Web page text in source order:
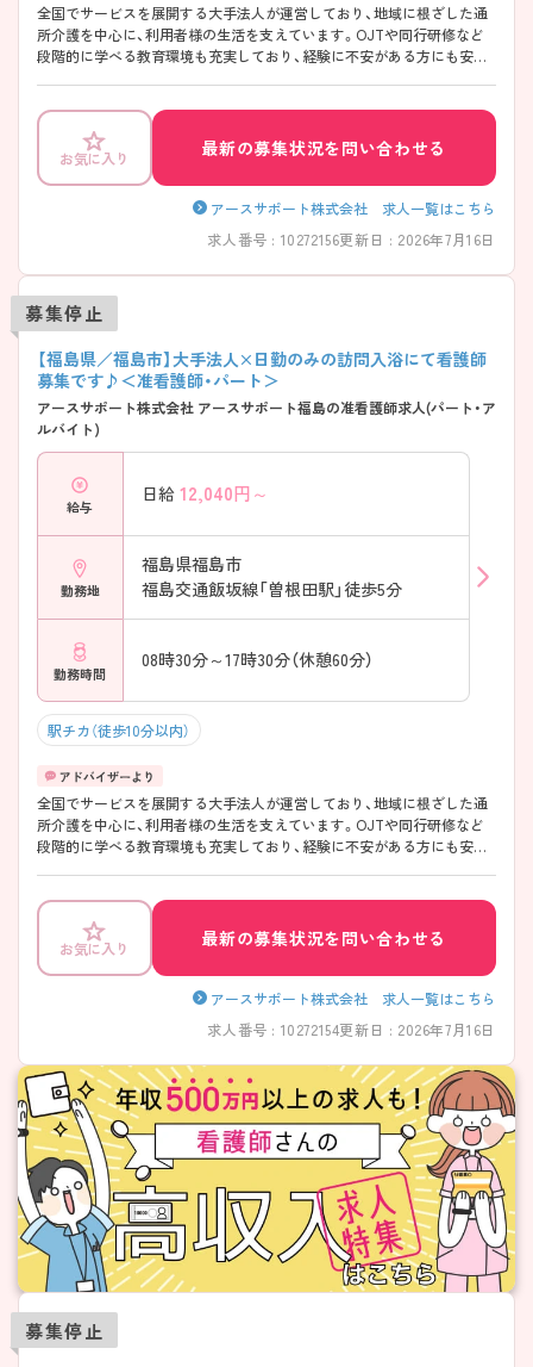
全国でサービスを展開する大手法人が運営しており、地域に根ざした通
所介護を中心に、利用者様の生活を支えています。OJTや同行研修など
段階的に学べる教育環境も充実しており、経験に不安がある方にも安心
内しますのでお気軽にご相談ください！
お気に入り
最新の募集状況を問い合わせる
アースサポート株式会社 求人一覧はこちら
求人番号 : 10272156更新日 : 2026年7月16日
募集停止
【福島県／福島市】大手法人×日勤のみの訪問入浴にて看護師
募集です♪＜准看護師・パート＞
アースサポート株式会社 アースサポート福島の准看護師求人(パート・ア
ルバイト)
給与
日給 12,040円～
勤務地
福島県福島市
福島交通飯坂線「曽根田駅」徒歩5分
勤務時間
08時30分～17時30分（休憩60分）
駅チカ（徒歩10分以内）
全国でサービスを展開する大手法人が運営しており、地域に根ざした通
所介護を中心に、利用者様の生活を支えています。OJTや同行研修など
段階的に学べる教育環境も充実しており、経験に不安がある方にも安心
内しますのでお気軽にご相談ください！
お気に入り
最新の募集状況を問い合わせる
アースサポート株式会社 求人一覧はこちら
求人番号 : 10272154更新日 : 2026年7月16日
募集停止